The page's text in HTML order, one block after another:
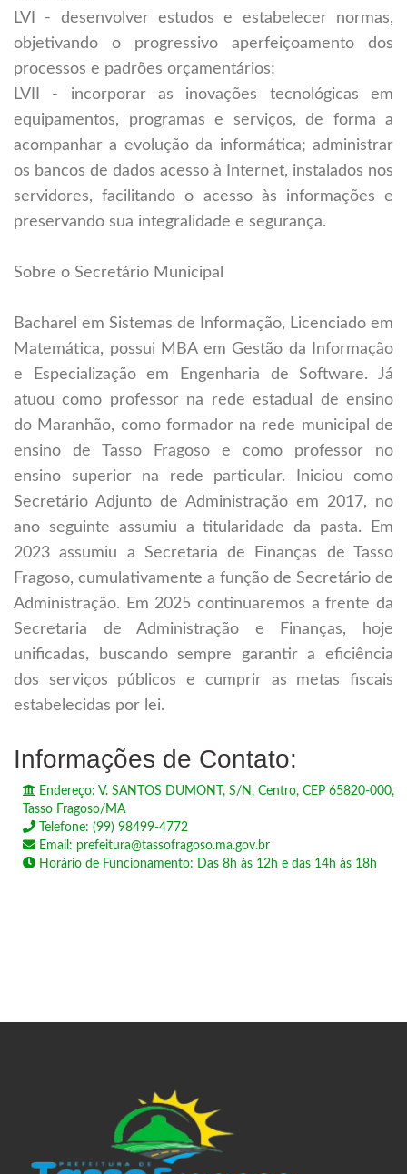
LVI - desenvolver estudos e estabelecer normas,
objetivando o progressivo aperfeiçoamento dos
processos e padrões orçamentários;
LVII - incorporar as inovações tecnológicas em
equipamentos, programas e serviços, de forma a
acompanhar a evolução da informática; administrar
os bancos de dados acesso à Internet, instalados nos
servidores, facilitando o acesso às informações e
preservando sua integralidade e segurança.
Sobre o Secretário Municipal
Bacharel em Sistemas de Informação, Licenciado em
Matemática, possui MBA em Gestão da Informação
e Especialização em Engenharia de Software. Já
atuou como professor na rede estadual de ensino
do Maranhão, como formador na rede municipal de
ensino de Tasso Fragoso e como professor no
ensino superior na rede particular. Iniciou como
Secretário Adjunto de Administração em 2017, no
ano seguinte assumiu a titularidade da pasta. Em
2023 assumiu a Secretaria de Finanças de Tasso
Fragoso, cumulativamente a função de Secretário de
Administração. Em 2025 continuaremos a frente da
Secretaria de Administração e Finanças, hoje
unificadas, buscando sempre garantir a eficiência
dos serviços públicos e cumprir as metas fiscais
estabelecidas por lei.
Informações de Contato:
Endereço: V. SANTOS DUMONT, S/N, Centro, CEP 65820-000,
Tasso Fragoso/MA
Telefone: (99) 98499-4772
Email: prefeitura@tassofragoso.ma.gov.br
Horário de Funcionamento: Das 8h às 12h e das 14h às 18h